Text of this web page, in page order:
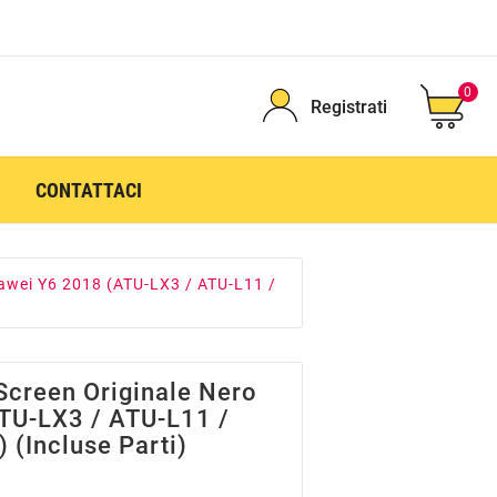
Registrati
0
CONTATTACI
Y6 2018 (ATU-LX3 / ATU-L11 /
Originale Nero
LX3 / ATU-L11 /
(incluse Parti)